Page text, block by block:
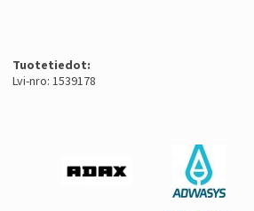
Tuotetiedot:
Lvi-nro: 1539178